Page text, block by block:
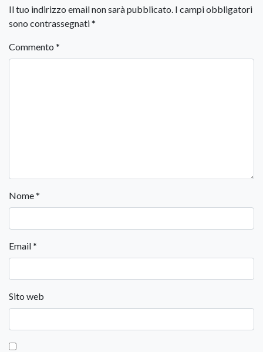
Il tuo indirizzo email non sarà pubblicato. I campi obbligatori
sono contrassegnati*
Commento *
Nome*
Email*
Sito web